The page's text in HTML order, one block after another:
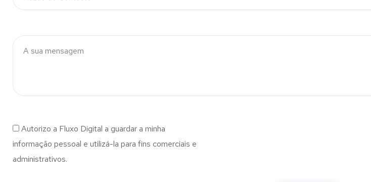
Autorizo a Fluxo Digital a guardar a minha
informação pessoal e utilizá-la para fins comerciais e
administrativos.